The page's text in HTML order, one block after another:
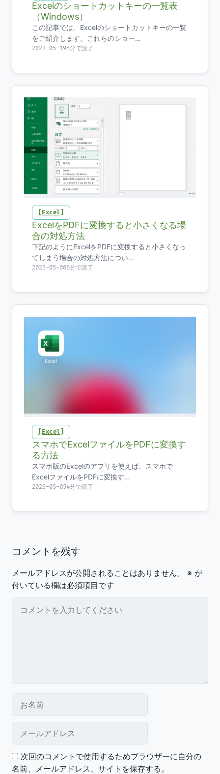
Excelのショートカットキーの一覧表
（Windows）
この記事では、Excelのショートカットキーの一覧
をご紹介します。これらのショー…
2023-05-195分で読了
Excel
ExcelをPDFに変換すると小さくなる場
合の対処方法
下記のようにExcelをPDFに変換すると小さくなっ
てしまう場合の対処方法につい…
2023-05-086分で読了
Excel
スマホでExcelファイルをPDFに変換す
る方法
スマホ版のExcelのアプリを使えば、スマホで
ExcelファイルをPDFに変換す…
2023-05-054分で読了
コメントを残す
メールアドレスが公開されることはありません。 ※ が
付いている欄は必須項目です
次回のコメントで使用するためブラウザーに自分の
名前、メールアドレス、サイトを保存する。